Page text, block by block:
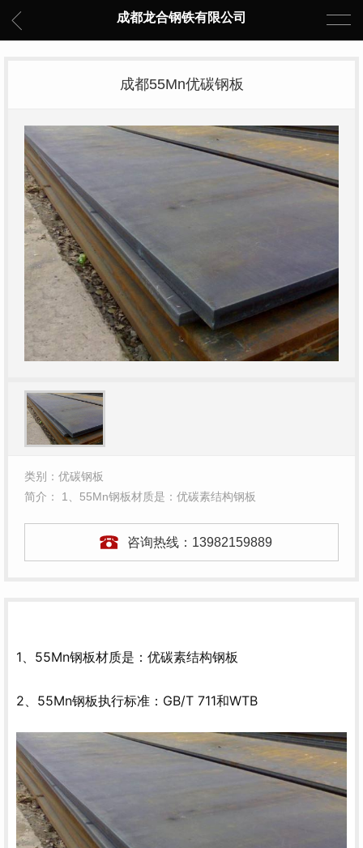
成都龙合钢铁有限公司
成都55Mn优碳钢板
类别：优碳钢板
简介： 1、55Mn钢板材质是：优碳素结构钢板
咨询热线： 13982159889
1、55Mn钢板材质是：优碳素结构钢板
2、55Mn钢板执行标准：GB/T 711和WTB